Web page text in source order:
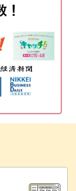
05:05
11:15